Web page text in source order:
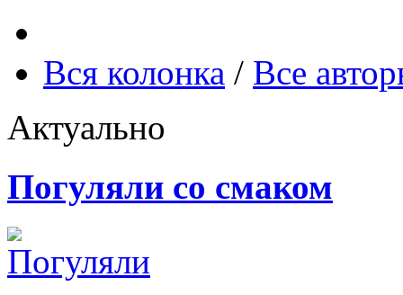
Вся колонка / Все
Актуально
Погуляли со смаком